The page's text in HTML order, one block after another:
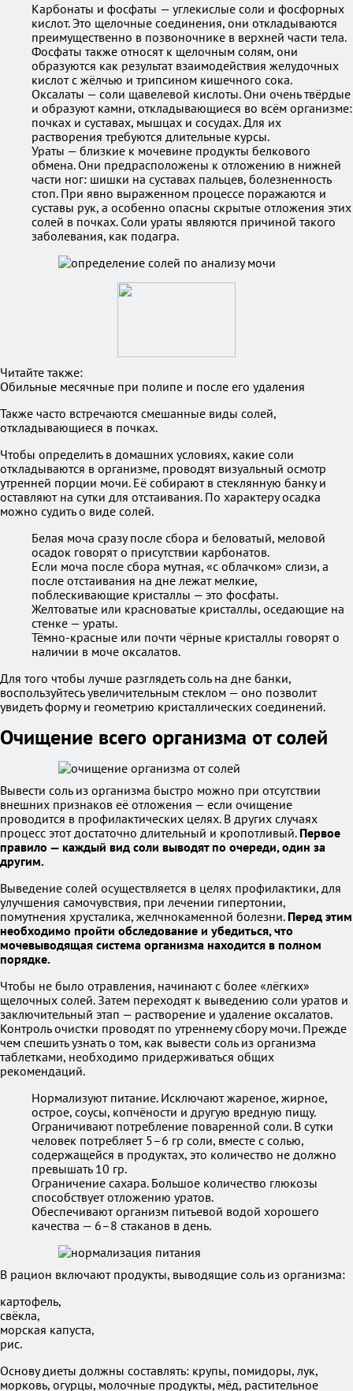
Карбонаты и фосфаты — углекислые соли и фосфорных
кислот. Это щелочные соединения, они откладываются
преимущественно в позвоночнике в верхней части тела.
Фосфаты также относят к щелочным солям, они
образуются как результат взаимодействия желудочных
кислот с жёлчью и трипсином кишечного сока.
Оксалаты — соли щавелевой кислоты. Они очень твёрдые
и образуют камни, откладывающиеся во всём организме:
почках и суставах, мышцах и сосудах. Для их
растворения требуются длительные курсы.
Ураты — близкие к мочевине продукты белкового
обмена. Они предрасположены к отложению в нижней
части ног: шишки на суставах пальцев, болезненность
стоп. При явно выраженном процессе поражаются и
суставы рук, а особенно опасны скрытые отложения этих
солей в почках. Соли ураты являются причиной такого
заболевания, как подагра.
Читайте также:
Обильные месячные при полипе и после его удаления
Также часто встречаются смешанные виды солей,
откладывающиеся в почках.
Чтобы определить в домашних условиях, какие соли
откладываются в организме, проводят визуальный осмотр
утренней порции мочи. Её собирают в стеклянную банку и
оставляют на сутки для отстаивания. По характеру осадка
можно судить о виде солей.
Белая моча сразу после сбора и беловатый, меловой
осадок говорят о присутствии карбонатов.
Если моча после сбора мутная, «с облачком» слизи, а
после отстаивания на дне лежат мелкие,
поблескивающие кристаллы — это фосфаты.
Желтоватые или красноватые кристаллы, оседающие на
стенке — ураты.
Тёмно-красные или почти чёрные кристаллы говорят о
наличии в моче оксалатов.
Для того чтобы лучше разглядеть соль на дне банки,
воспользуйтесь увеличительным стеклом — оно позволит
увидеть форму и геометрию кристаллических соединений.
Очищение всего организма от солей
Вывести соль из организма быстро можно при отсутствии
внешних признаков её отложения — если очищение
проводится в профилактических целях. В других случаях
процесс этот достаточно длительный и кропотливый. Первое
правило — каждый вид соли выводят по очереди, один за
другим.
Выведение солей осуществляется в целях профилактики, для
улучшения самочувствия, при лечении гипертонии,
помутнения хрусталика, желчнокаменной болезни. Перед этим
необходимо пройти обследование и убедиться, что
мочевыводящая система организма находится в полном
порядке.
Чтобы не было отравления, начинают с более «лёгких»
щелочных солей. Затем переходят к выведению соли уратов и
заключительный этап — растворение и удаление оксалатов.
Контроль очистки проводят по утреннему сбору мочи. Прежде
чем спешить узнать о том, как вывести соль из организма
таблетками, необходимо придерживаться общих
рекомендаций.
Нормализуют питание. Исключают жареное, жирное,
острое, соусы, копчёности и другую вредную пищу.
Ограничивают потребление поваренной соли. В сутки
человек потребляет 5–6 гр соли, вместе с солью,
содержащейся в продуктах, это количество не должно
превышать 10 гр.
Ограничение сахара. Большое количество глюкозы
способствует отложению уратов.
Обеспечивают организм питьевой водой хорошего
качества — 6–8 стаканов в день.
В рацион включают продукты, выводящие соль из организма:
картофель,
свёкла,
морская капуста,
рис.
Основу диеты должны составлять: крупы, помидоры, лук,
морковь, огурцы, молочные продукты, мёд, растительное